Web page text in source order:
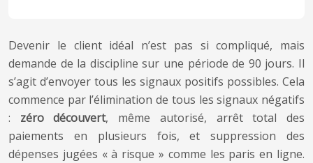
Devenir le client idéal n’est pas si compliqué, mais
demande de la discipline sur une période de 90 jours. Il
s’agit d’envoyer tous les signaux positifs possibles. Cela
commence par l’élimination de tous les signaux négatifs
: zéro découvert, même autorisé, arrêt total des
paiements en plusieurs fois, et suppression des
dépenses jugées « à risque » comme les paris en ligne.